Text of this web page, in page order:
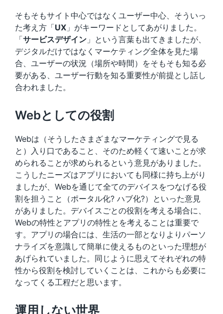
そもそもサイト中心ではなくユーザー中心、そういっ
た考え方「UX 」がキーワードとしてあがりました。
「サービスデザイン 」という言葉も出てきましたが、
デジタルだけではなくマーケティング全体を見た場
合、ユーザーの状況（場所や時間）をそもそも知る必
要がある、ユーザー行動を知る重要性が前提とし話し
合われました。
Webとしての役割
Webは（そうしたさまざまなマーケティングで見る
と）入り口であること、そのため軽くて速いことが求
められることが求められるという意見がありました。
こうしたニーズはアプリにおいても同様に持ち上がり
ましたが、Webを通じて全てのデバイスをつなげる役
割を担うこと（ポータル化? ハブ化?）といった意見
がありました。デバイスごとの役割を考える場合に、
Webの特性とアプリの特性とを考えることは重要で
す。アプリの場合には、生活の一部となりよりパーソ
ナライズを意識して簡単に使えるものといった理想が
あげられていました。同じように思えてそれぞれの特
性から役割を検討していくことは、これからも必要に
なってくる工程だと思います。
運用しない世界